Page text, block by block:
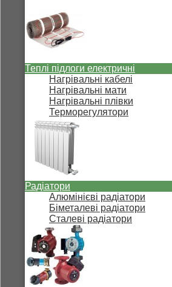
Теплі підлоги електричні
Нагрівальні кабелі
Нагрівальні мати
Нагрівальні плівки
Терморегулятори
Радіатори
Алюмінієві радіатори
Біметалеві радіатори
Сталеві радіатори